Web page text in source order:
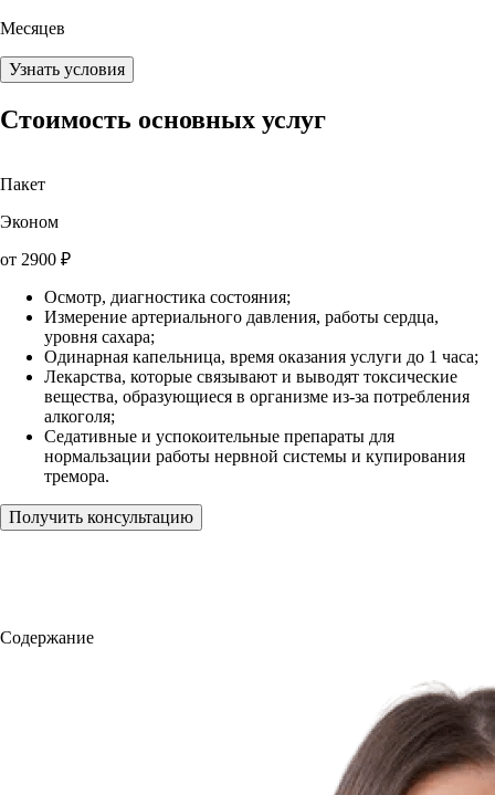
Месяцев
Узнать условия
Стоимость основных услуг
Пакет
Эконом
от 2900 ₽
Осмотр, диагностика состояния;
Измерение артериального давления, работы сердца,
уровня сахара;
Одинарная капельница, время оказания услуги до 1 часа;
Лекарства, которые связывают и выводят токсические
вещества, образующиеся в организме из-за потребления
алкоголя;
Седативные и успокоительные препараты для
нормальзации работы нервной системы и купирования
тремора.
Получить консультацию
Содержание